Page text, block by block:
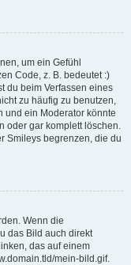
um ein Gefühl
Code, z. B. bedeutet :)
du beim Verfassen eines
zu häufig zu benutzen,
und ein Moderator könnte
oder gar komplett löschen.
Smileys begrenzen, die du
Wenn die
das Bild auch direkt
das auf einem
mein-bild.gif.